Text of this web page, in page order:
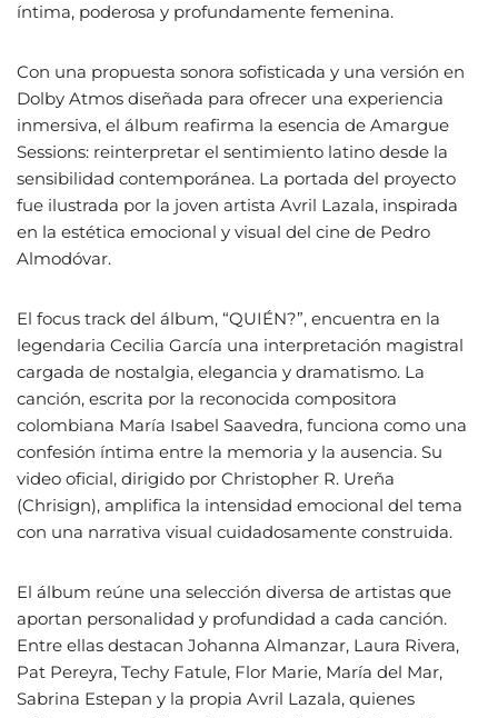
íntima, poderosa y profundamente femenina.
Con una propuesta sonora sofisticada y una versión en
Dolby Atmos diseñada para ofrecer una experiencia
inmersiva, el álbum reafirma la esencia de Amargue
Sessions: reinterpretar el sentimiento latino desde la
sensibilidad contemporánea. La portada del proyecto
fue ilustrada por la joven artista Avril Lazala, inspirada
en la estética emocional y visual del cine de Pedro
Almodóvar.
El focus track del álbum, “QUIÉN?”, encuentra en la
legendaria Cecilia García una interpretación magistral
cargada de nostalgia, elegancia y dramatismo. La
canción, escrita por la reconocida compositora
colombiana María Isabel Saavedra, funciona como una
confesión íntima entre la memoria y la ausencia. Su
video oficial, dirigido por Christopher R. Ureña
(Chrisign), amplifica la intensidad emocional del tema
con una narrativa visual cuidadosamente construida.
El álbum reúne una selección diversa de artistas que
aportan personalidad y profundidad a cada canción.
Entre ellas destacan Johanna Almanzar, Laura Rivera,
Pat Pereyra, Techy Fatule, Flor Marie, María del Mar,
Sabrina Estepan y la propia Avril Lazala, quienes